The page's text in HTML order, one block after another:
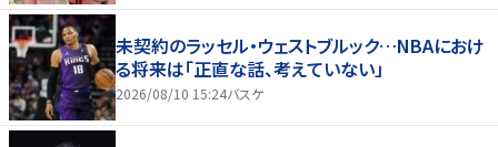
未契約のラッセル・ウェストブルック…NBAにおけ
る将来は「正直な話、考えていない」
2026/08/10 15:24バスケ